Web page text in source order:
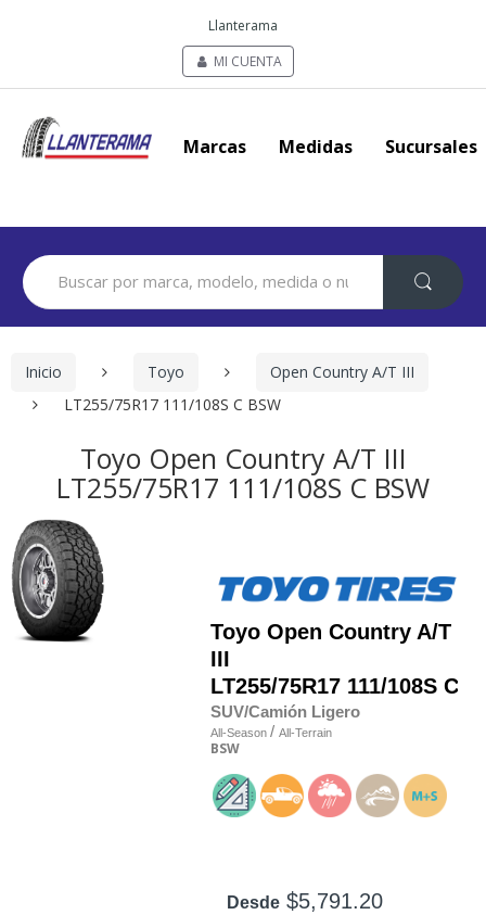
Llanterama
MI CUENTA
Marcas Medidas Sucursales
Search
for:
Inicio Toyo
Open Country A/T III
LT255/75R17 111/108S C BSW
Toyo Open Country A/T III
LT255/75R17 111/108S C BSW
Toyo Open Country A/T
III
LT255/75R17 111/108S C
SUV/Camión Ligero
All-Season / All-Terrain
BSW
Desde $5,791.20